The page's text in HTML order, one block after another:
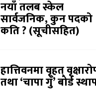
नयाँ तलब स्केल
सार्वजनिक, कुन पदको
कति ? (सूचीसहित)
हात्तिवनमा वृहत्
तथा ‘चापा गुँ’ बोर्ड